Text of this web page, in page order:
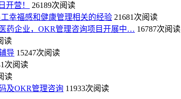
开营！
26189次阅读
幸福感和健康管理相关的经验 21681次阅读
药企业，OKR管理咨询项目开展中… 16787次阅读
读
导 15247次阅读
次阅读
读
及OKR管理咨询 11933次阅读